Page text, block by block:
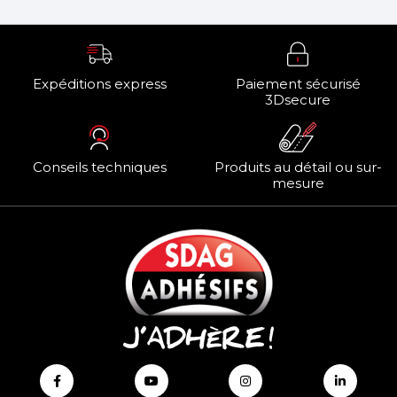
Expéditions express
Paiement sécurisé
3Dsecure
Conseils techniques
Produits au détail ou sur-
mesure